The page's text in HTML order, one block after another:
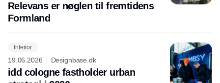
Relevans er nøglen til fremtidens
Formland
Interior
19.06.2026 Designbase.dk
idd cologne fastholder urban